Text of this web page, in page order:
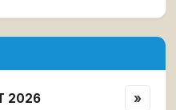
2026 »